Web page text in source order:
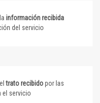
información recibida
del servicio
trato recibidopor las
el servicio